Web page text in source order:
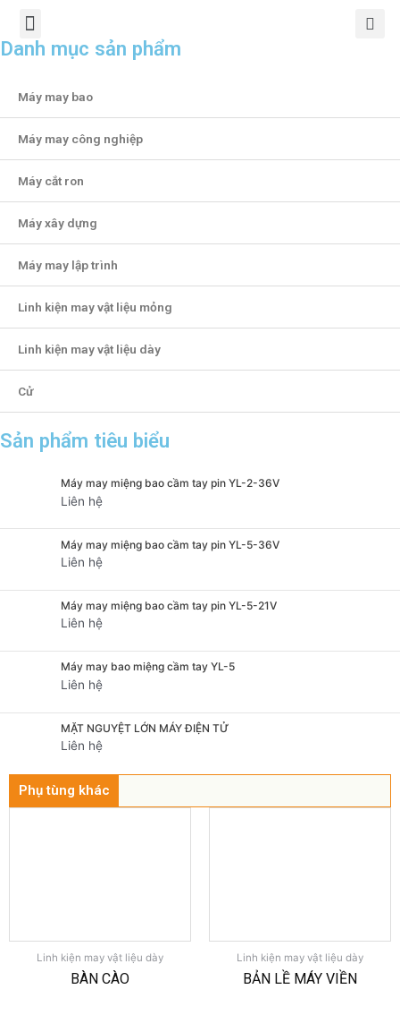
Danh mục sản phẩm
Máy may bao
Máy may công nghiệp
Máy cắt ron
Máy xây dựng
Máy may lập trình
Linh kiện may vật liệu mỏng
Linh kiện may vật liệu dày
Cử
Sản phẩm tiêu biểu
Máy may miệng bao cầm tay pin YL-2-36V
Liên hệ
Máy may miệng bao cầm tay pin YL-5-36V
Liên hệ
Máy may miệng bao cầm tay pin YL-5-21V
Liên hệ
Máy may bao miệng cầm tay YL-5
Liên hệ
MẶT NGUYỆT LỚN MÁY ĐIỆN TỬ
Liên hệ
Phụ tùng khác
Linh kiện may vật liệu dày
BÀN CÀO
Linh kiện may vật liệu dày
BẢN LỀ MÁY VIỀN